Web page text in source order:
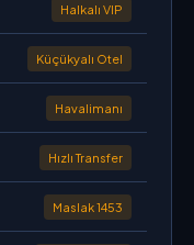
Halkalı VIP
Küçükyalı Otel
Havalimanı
Hızlı Transfer
Maslak 1453